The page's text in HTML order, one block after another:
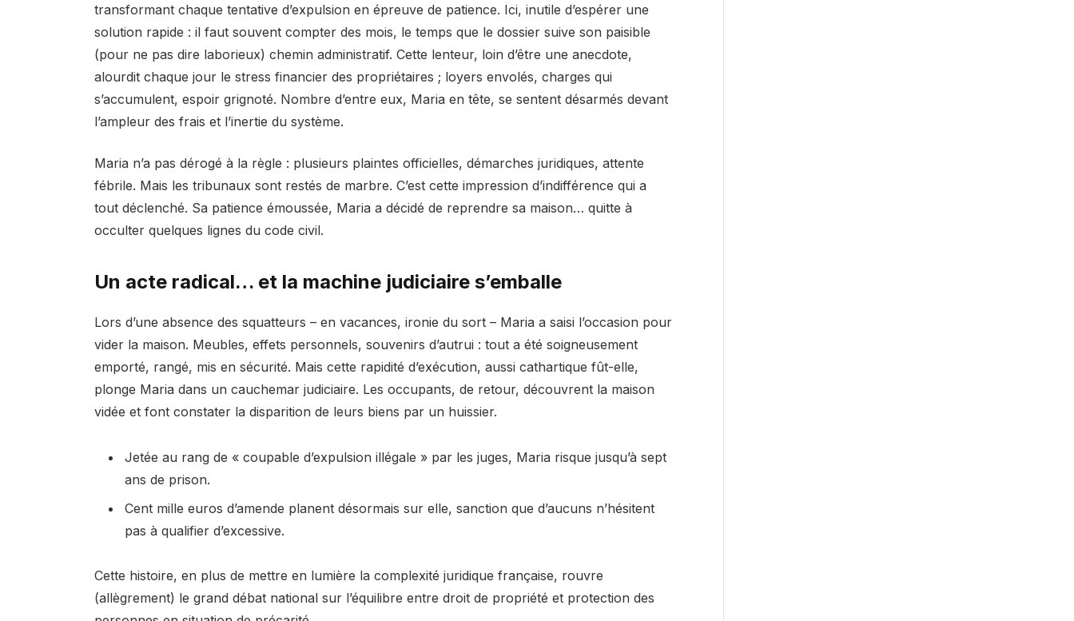
transformant chaque tentative d’expulsion en épreuve de patience. Ici, inutile d’espérer une
solution rapide : il faut souvent compter des mois, le temps que le dossier suive son paisible
(pour ne pas dire laborieux) chemin administratif. Cette lenteur, loin d’être une anecdote,
alourdit chaque jour le stress financier des propriétaires ; loyers envolés, charges qui
s’accumulent, espoir grignoté. Nombre d’entre eux, Maria en tête, se sentent désarmés devant
l’ampleur des frais et l’inertie du système.
Maria n’a pas dérogé à la règle : plusieurs plaintes officielles, démarches juridiques, attente
fébrile. Mais les tribunaux sont restés de marbre. C’est cette impression d’indifférence qui a
tout déclenché. Sa patience émoussée, Maria a décidé de reprendre sa maison… quitte à
occulter quelques lignes du code civil.
Un acte radical… et la machine judiciaire s’emballe
Lors d’une absence des squatteurs – en vacances, ironie du sort – Maria a saisi l’occasion pour
vider la maison. Meubles, effets personnels, souvenirs d’autrui : tout a été soigneusement
emporté, rangé, mis en sécurité. Mais cette rapidité d’exécution, aussi cathartique fût-elle,
plonge Maria dans un cauchemar judiciaire. Les occupants, de retour, découvrent la maison
vidée et font constater la disparition de leurs biens par un huissier.
Jetée au rang de « coupable d’expulsion illégale » par les juges, Maria risque jusqu’à sept
ans de prison.
Cent mille euros d’amende planent désormais sur elle, sanction que d’aucuns n’hésitent
pas à qualifier d’excessive.
Cette histoire, en plus de mettre en lumière la complexité juridique française, rouvre
(allègrement) le grand débat national sur l’équilibre entre droit de propriété et protection des